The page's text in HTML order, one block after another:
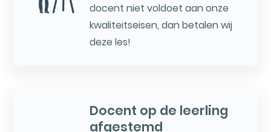
docent niet voldoet aan onze
kwaliteitseisen, dan betalen wij
deze les!
Docent op de leerling
afgestemd